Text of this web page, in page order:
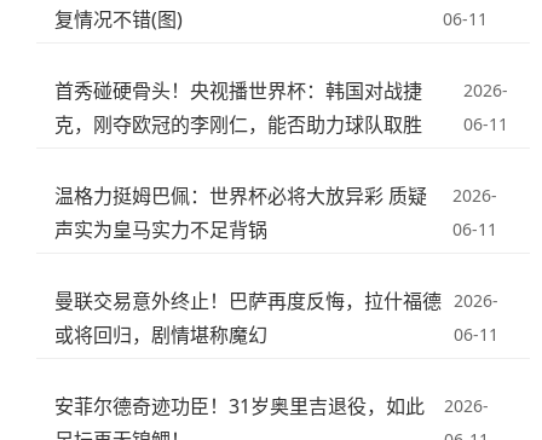
复情况不错(图)
06-11
首秀碰硬骨头！央视播世界杯：韩国对战捷
克，刚夺欧冠的李刚仁，能否助力球队取胜
2026-
06-11
温格力挺姆巴佩：世界杯必将大放异彩 质疑
声实为皇马实力不足背锅
2026-
06-11
曼联交易意外终止！巴萨再度反悔，拉什福德
或将回归，剧情堪称魔幻
2026-
06-11
安菲尔德奇迹功臣！31岁奥里吉退役，如此
2026-